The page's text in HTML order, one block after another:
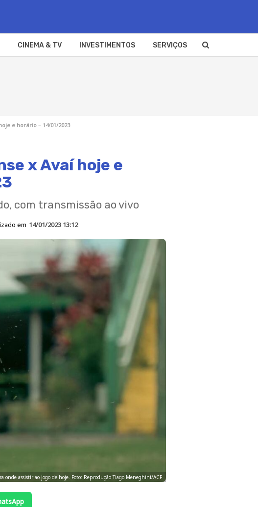
CINEMA & TV INVESTIMENTOS SERVIÇOS
e horário – 14/01/2023
x Avaí hoje e
com transmissão ao vivo
em 14/01/2023 13:12
onde assistir ao jogo de hoje. Foto: Reprodução Tiago Meneghini/ACF